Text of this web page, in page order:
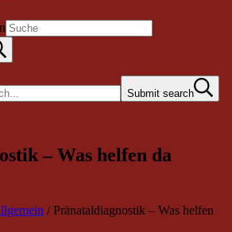
Submit search
– Was helfen da
/Pränataldiagnostik – Was helfen